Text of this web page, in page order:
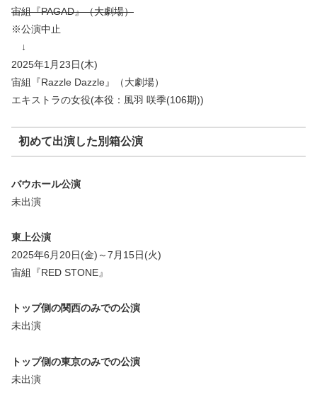
宙組『PAGAD』（大劇場）
※公演中止
↓
2025年1月23日(木)
宙組『Razzle Dazzle』（大劇場）
エキストラの女役(本役：風羽 咲季(106期))
初めて出演した別箱公演
バウホール公演
未出演
東上公演
2025年6月20日(金)～7月15日(火)
宙組『RED STONE』
トップ側の関西のみでの公演
未出演
トップ側の東京のみでの公演
未出演